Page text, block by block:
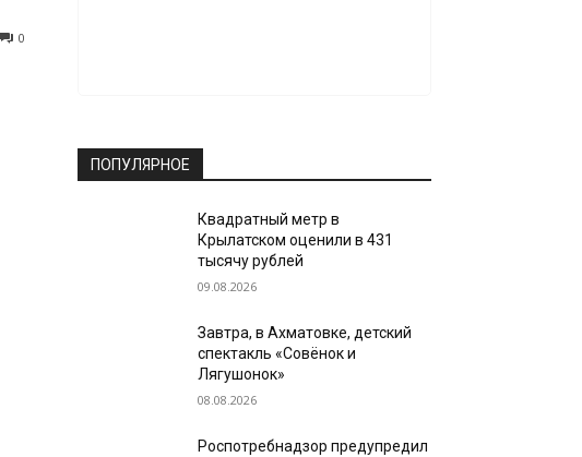
0
ПОПУЛЯРНОЕ
Квадратный метр в
Крылатском оценили в 431
тысячу рублей
09.08.2026
Завтра, в Ахматовке, детский
спектакль «Совёнок и
Лягушонок»
08.08.2026
Роспотребнадзор предупредил